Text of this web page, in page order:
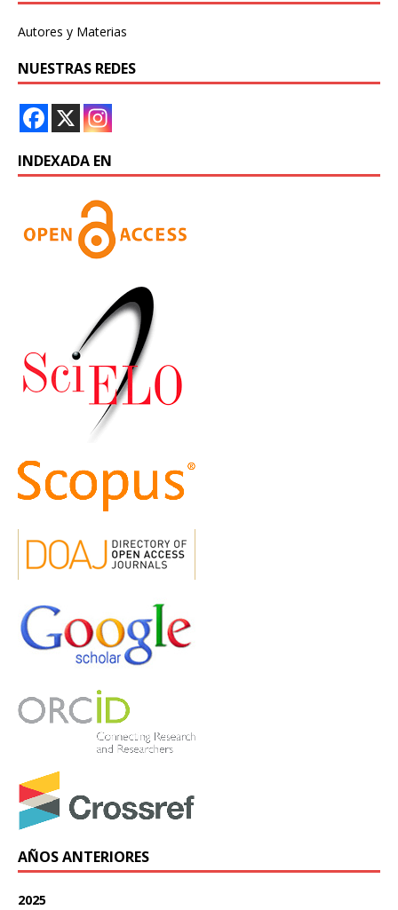
Autores y Materias
NUESTRAS REDES
INDEXADA EN
AÑOS ANTERIORES
2025